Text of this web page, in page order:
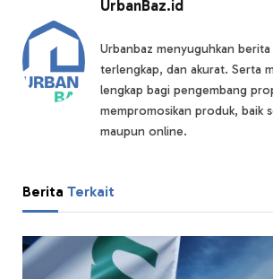
UrbanBaz.id
Urbanbaz menyuguhkan
terlengkap, dan akurat. Serta
lengkap bagi pengembang
mempromosikan produk, baik
maupun online.
Berita Terkait